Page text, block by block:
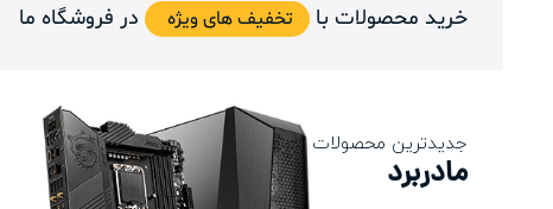
خرید محصولات با تخفیف های ویژه در فروشگاه ما
جدیدترین محصولات
مادربرد